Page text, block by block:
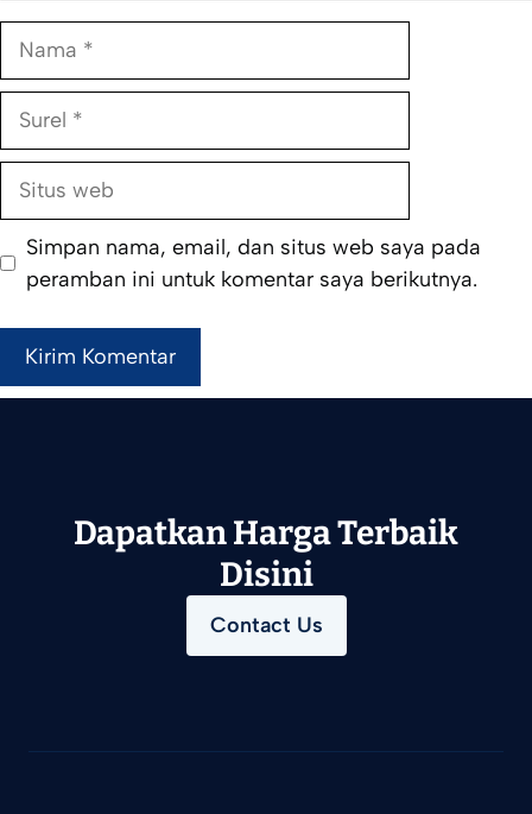
Nama
Surel
Situs
Simpan nama, email, dan situs web saya pada
peramban ini untuk komentar saya berikutnya.
Dapatkan Harga Terbaik
Disini
Contact Us